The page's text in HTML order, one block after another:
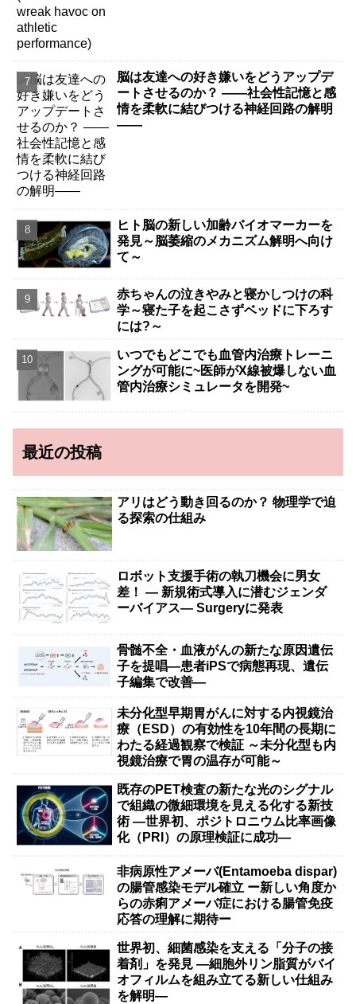
脳は友達への好き嫌いをどうアップデ
ートさせるのか？ ――社会性記憶と感
情を柔軟に結びつける神経回路の解明
――
ヒト脳の新しい加齢バイオマーカーを
発見～脳萎縮のメカニズム解明へ向け
て～
赤ちゃんの泣きやみと寝かしつけの科
学～寝た子を起こさずベッドに下ろす
には?～
いつでもどこでも血管内治療トレーニ
ングが可能に~医師がX線被爆しない血
管内治療シミュレータを開発~
最近の投稿
アリはどう動き回るのか？ 物理学で迫
る探索の仕組み
ロボット支援手術の執刀機会に男女
差！ — 新規術式導入に潜むジェンダ
ーバイアス— Surgeryに発表
骨髄不全・血液がんの新たな原因遺伝
子を提唱―患者iPSで病態再現、遺伝
子編集で改善―
未分化型早期胃がんに対する内視鏡治
療（ESD）の有効性を10年間の長期に
わたる経過観察で検証 ～未分化型も内
視鏡治療で胃の温存が可能～
既存のPET検査の新たな光のシグナル
で組織の微細環境を見える化する新技
術 ―世界初、ポジトロニウム比率画像
化（PRI）の原理検証に成功―
非病原性アメーバ(Entamoeba dispar)
の腸管感染モデル確立 ー新しい角度か
らの赤痢アメーバ症における腸管免疫
応答の理解に期待ー
世界初、細菌感染を支える「分子の接
着剤」を発見 ―細胞外リン脂質がバイ
オフィルムを組み立てる新しい仕組み
を解明―